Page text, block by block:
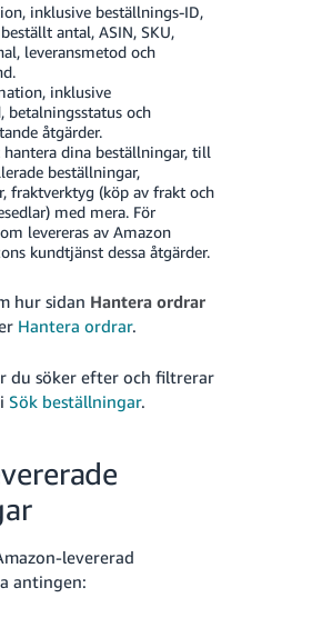
inklusive beställnings-ID,
antal, ASIN, SKU,
leveransmetod och
inklusive
betalningsstatus och
åtgärder.
dina beställningar, till
beställningar,
fraktverktyg (köp av frakt och
med mera. För
levereras av Amazon
kundtjänst dessa åtgärder.
hur sidan Hantera ordrar
Hantera ordrar.
du söker efter och filtrerar
Sök beställningar.
levererad
antingen: